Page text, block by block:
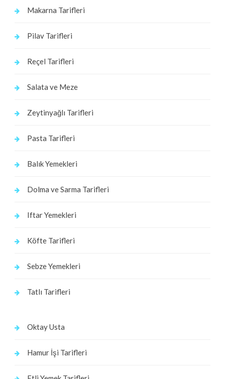
Makarna Tarifleri
Pilav Tarifleri
Reçel Tarifleri
Salata ve Meze
Zeytinyağlı Tarifleri
Pasta Tarifleri
Balık Yemekleri
Dolma ve Sarma Tarifleri
Iftar Yemekleri
Köfte Tarifleri
Sebze Yemekleri
Tatlı Tarifleri
Oktay Usta
Hamur İşi Tarifleri